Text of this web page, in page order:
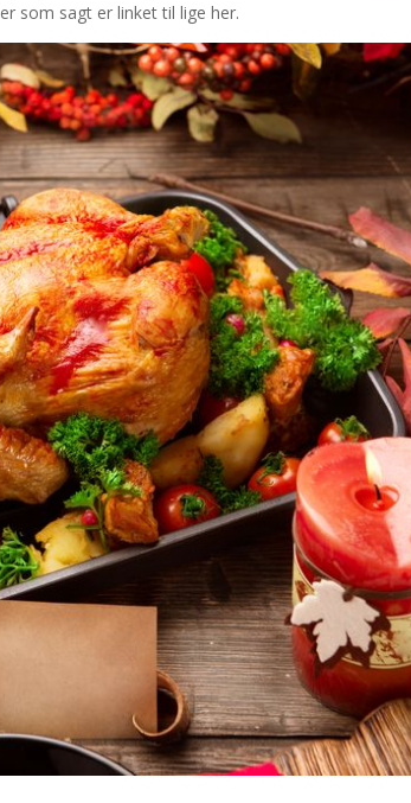
som sagt er linket til lige her.